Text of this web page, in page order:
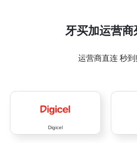
牙买加运营商
运营商直连 秒到
Digicel